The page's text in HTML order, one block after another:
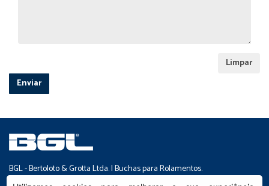
Limpar
BGL - Bertoloto & Grotta Ltda. | Buchas para Rolamentos.
Av. Major José Levy Sobrinho, 1296 | Boa Vista